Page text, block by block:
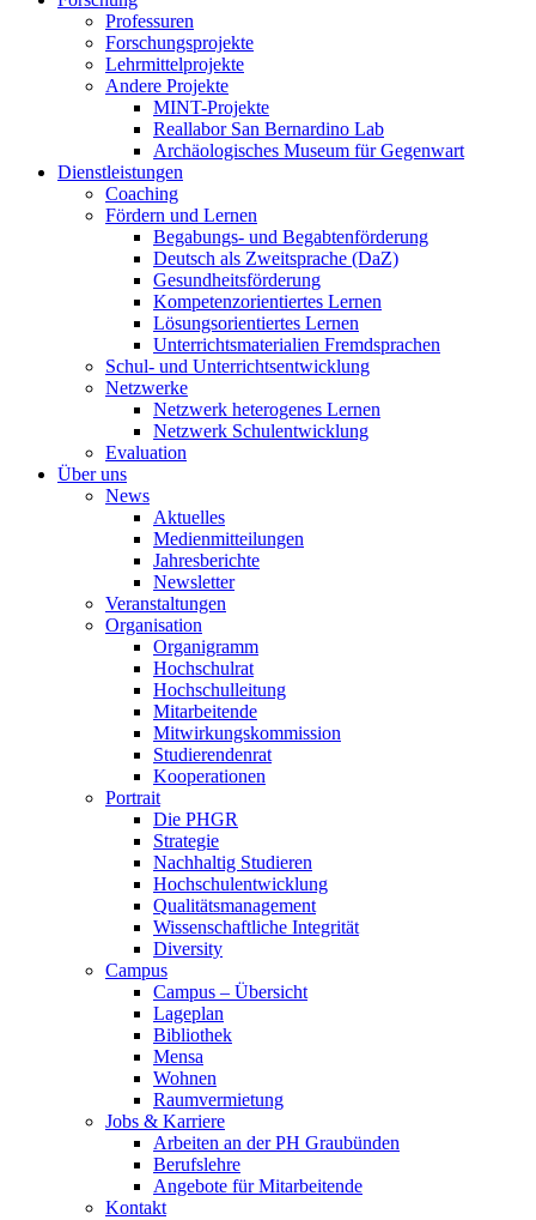
Professuren
Forschungsprojekte
Lehrmittelprojekte
Andere Projekte
MINT-Projekte
Reallabor San Bernardino Lab
Archäologisches Museum für Gegenwart
Dienstleistungen
Coaching
Fördern und Lernen
Begabungs- und Begabtenförderung
Deutsch als Zweitsprache (DaZ)
Gesundheitsförderung
Kompetenzorientiertes Lernen
Lösungsorientiertes Lernen
Unterrichtsmaterialien Fremdsprachen
Schul- und Unterrichtsentwicklung
Netzwerke
Netzwerk heterogenes Lernen
Netzwerk Schulentwicklung
Evaluation
Über uns
News
Aktuelles
Medienmitteilungen
Jahresberichte
Newsletter
Veranstaltungen
Organisation
Organigramm
Hochschulrat
Hochschulleitung
Mitarbeitende
Mitwirkungskommission
Studierendenrat
Kooperationen
Portrait
Die PHGR
Strategie
Nachhaltig Studieren
Hochschulentwicklung
Qualitätsmanagement
Wissenschaftliche Integrität
Diversity
Campus
Campus – Übersicht
Lageplan
Bibliothek
Mensa
Wohnen
Raumvermietung
Jobs & Karriere
Arbeiten an der PH Graubünden
Berufslehre
Angebote für Mitarbeitende
Kontakt